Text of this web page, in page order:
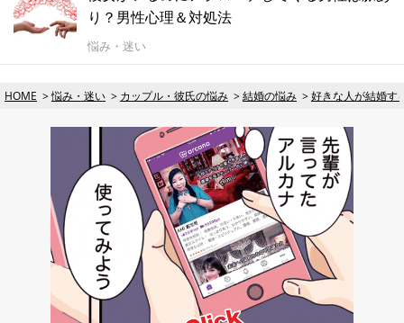
り？男性心理＆対処法
悩み・迷い
HOME 悩み・迷い カップル・彼氏の悩み 結婚の悩み 好きな人が結婚す